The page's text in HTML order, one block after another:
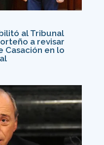
al Tribunal
a revisar
Casación en lo